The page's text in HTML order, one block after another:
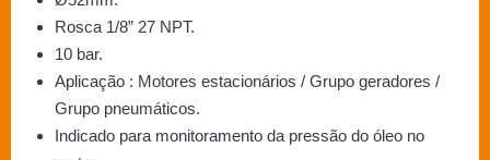
Rosca 1/8” 27 NPT.
10 bar.
Aplicação : Motores estacionários / Grupo geradores /
Grupo pneumáticos.
Indicado para monitoramento da pressão do óleo no